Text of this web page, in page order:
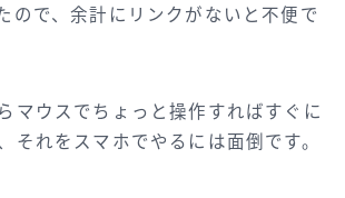
ので、余計にリンクがないと不便で
マウスでちょっと操作すればすぐに
それをスマホでやるには面倒です。